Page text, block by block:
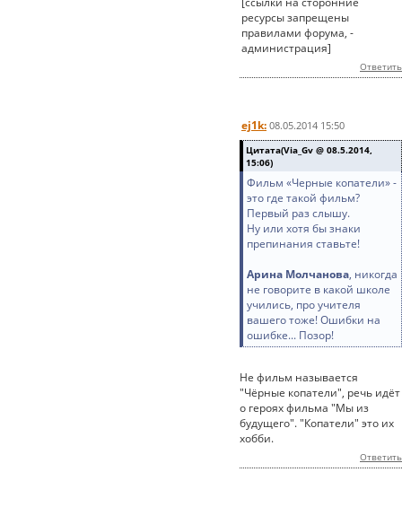
ресурсы запрещены
правилами форума, -
администрация]
Ответить
ej1k: 08.05.2014 15:50
Цитата(Via_Gv @ 08.5.2014,
15:06)
Фильм «Черные копатели» -
это где такой фильм?
Первый раз слышу.
Ну или хотя бы знаки
препинания ставьте!
Арина Молчанова, никогда
не говорите в какой школе
учились, про учителя
вашего тоже! Ошибки на
ошибке... Позор!
Не фильм называется
"Чёрные копатели", речь идёт
о героях фильма "Мы из
будущего". "Копатели" это их
хобби.
Ответить